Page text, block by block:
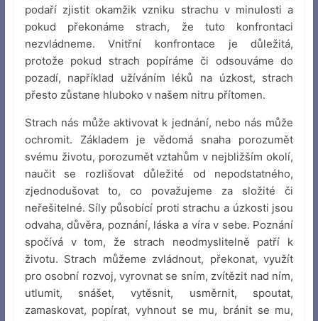
podaří zjistit okamžik vzniku strachu v minulosti a
pokud překonáme strach, že tuto konfrontaci
nezvládneme. Vnitřní konfrontace je důležitá,
protože pokud strach popíráme či odsouváme do
pozadí, například užíváním léků na úzkost, strach
přesto zůstane hluboko v našem nitru přítomen.
Strach nás může aktivovat k jednání, nebo nás může
ochromit. Základem je vědomá snaha porozumět
svému životu, porozumět vztahům v nejbližším okolí,
naučit se rozlišovat důležité od nepodstatného,
zjednodušovat to, co považujeme za složité či
neřešitelné. Síly působící proti strachu a úzkosti jsou
odvaha, důvěra, poznání, láska a víra v sebe. Poznání
spočívá v tom, že strach neodmyslitelně patří k
životu. Strach můžeme zvládnout, překonat, využít
pro osobní rozvoj, vyrovnat se sním, zvítězit nad ním,
utlumit, snášet, vytěsnit, usměrnit, spoutat,
zamaskovat, popírat, vyhnout se mu, bránit se mu,